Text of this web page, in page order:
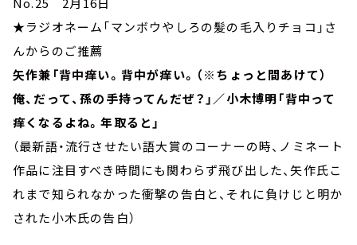
★ラジオネーム「マンボウやしろの髪の毛入りチョコ」さ
んからのご推薦
矢作兼「背中痒い。背中が痒い。（※ちょっと間あけて）
俺、だって、孫の手持ってんだぜ？」／小木博明「背中って
痒くなるよね。年取ると」
（最新語・流行させたい語大賞のコーナーの時、ノミネート
作品に注目すべき時間にも関わらず飛び出した、矢作氏こ
れまで知られなかった衝撃の告白と、それに負けじと明か
された小木氏の告白）